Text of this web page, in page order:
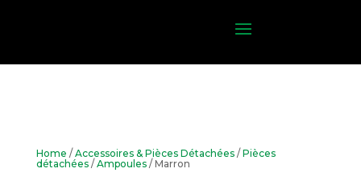
Home / Accessoires & Pièces Détachées/ Pièces
détachées/ Ampoules/ Marron